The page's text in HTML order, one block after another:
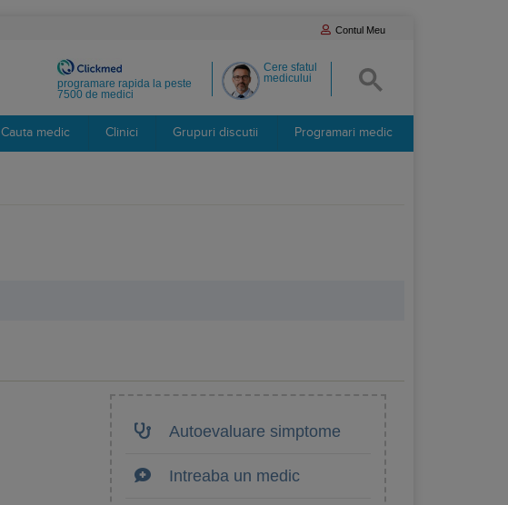
Contul Meu
Cere sfatul
medicului
programare rapida la peste
7500 de medici
Cauta medic Clinici Grupuri discutii Programari medic
Autoevaluare simptome
Intreaba un medic